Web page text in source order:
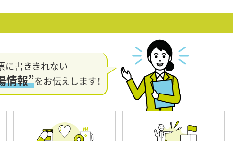
に書ききれない
情報”をお伝えします！